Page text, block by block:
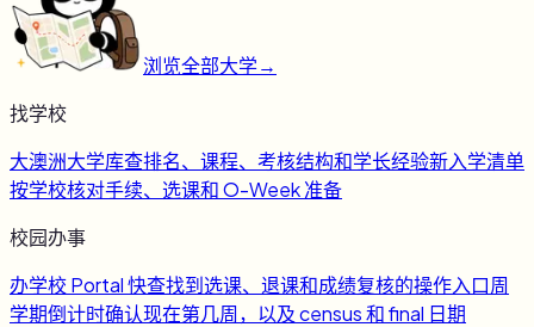
浏览全部大学→
找学校
大澳洲大学库查排名、课程、考核结构和学长经验新入学清单
按学校核对手续、选课和 O-Week 准备
校园办事
办学校 Portal 快查找到选课、退课和成绩复核的操作入口周
学期倒计时确认现在第几周，以及 census 和 final 日期